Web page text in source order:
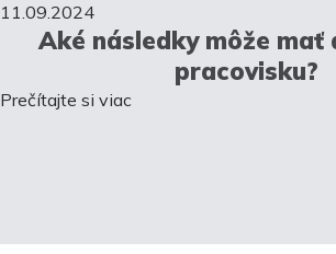
11.09.2024
Aké následky môže mať
pracovisku?
Prečítajte si viac